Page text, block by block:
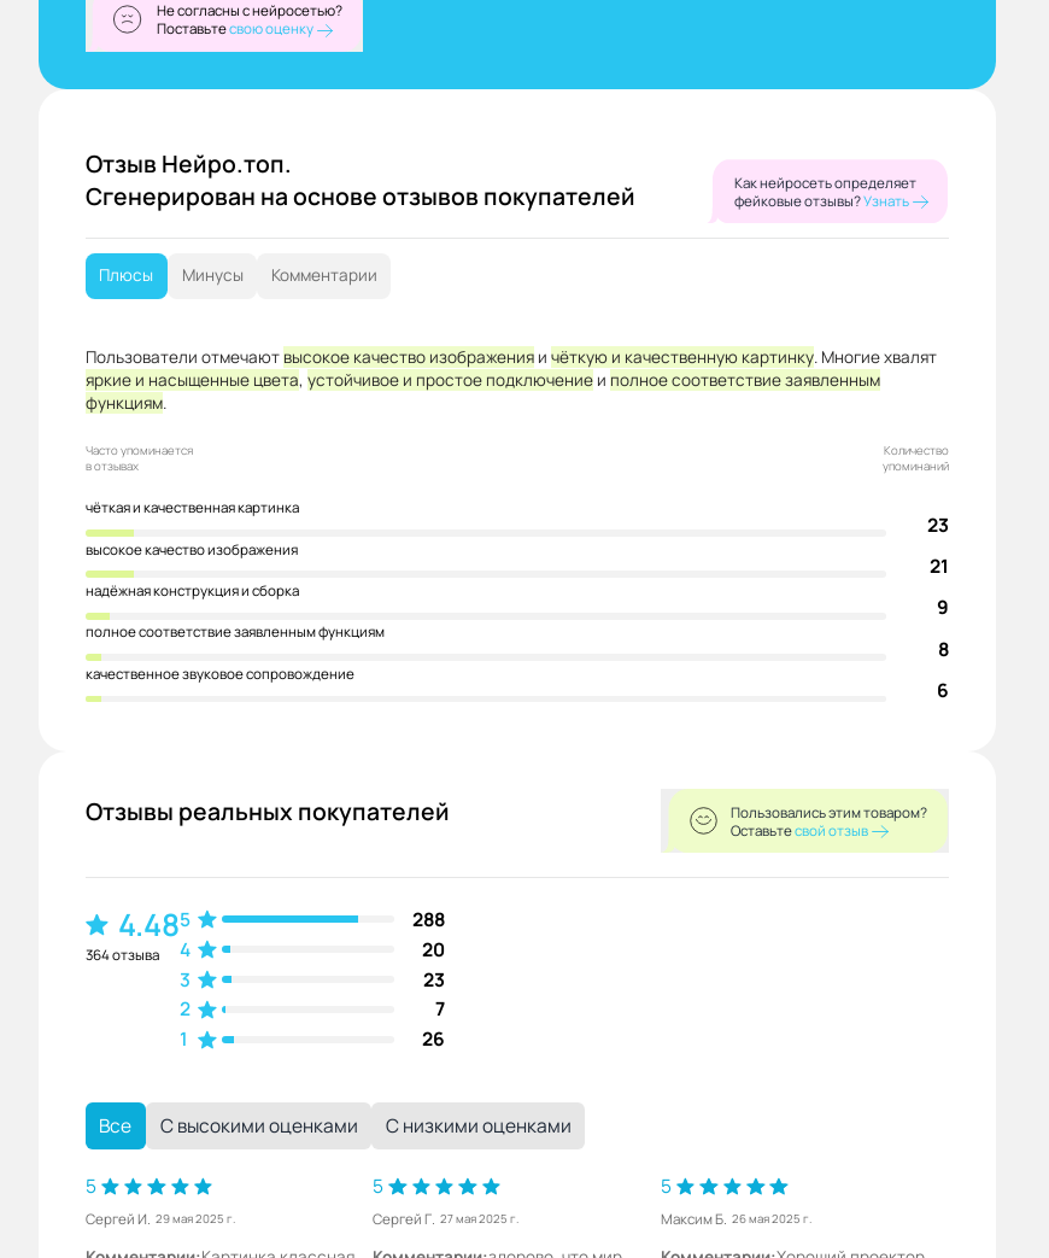
Не согласны с нейросетью?
Поставьтесвою оценку
Отзыв Нейро.топ.
Сгенерирован на основе отзывов покупателей
Как нейросеть определяет
фейковые отзывы?Узнать
Плюсы Минусы Комментарии
Пользователи отмечают высокое качество изображенияи чёткую и качественную картинку. Многие хвалят
яркие и насыщенные цвета, устойчивое и простое подключениеи полное соответствие заявленным
функциям.
Часто упоминается
в отзывах
Количество
упоминаний
чёткая и качественная картинка
23
высокое качество изображения
21
надёжная конструкция и сборка
9
полное соответствие заявленным функциям
8
качественное звуковое сопровождение
6
Отзывы реальных покупателей
Пользовались этим товаром?
Оставьтесвой отзыв
4.48
364 отзыва
5
288
4
20
3
23
2
7
1
26
Все С высокими оценками С низкими оценками
5
Сергей И. 29 мая 2025 г.
5
Сергей Г. 27 мая 2025 г.
5
Максим Б. 26 мая 2025 г.